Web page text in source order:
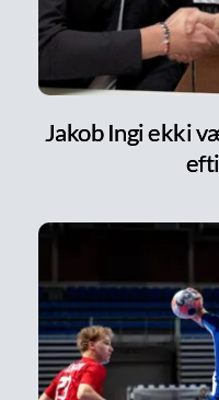
Jakob Ingi ekki